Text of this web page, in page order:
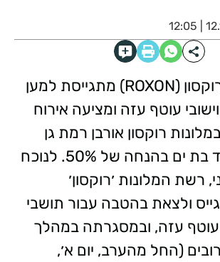
שת המלונות רוקסון (ROXON) מתגייסת למען
עוטף עזה ומציעה אירוח
רוקסון אורבן רמת גן
ורוקסון סי-סנד בת ים בהנחה של 50%. לנוכח
רשת המלונות ׳רוקסון׳
ולצאת בהטבה עבור תושבי
עוטף עזה, ובמסגרתה במהלך
(החל מהערב, יום א׳,